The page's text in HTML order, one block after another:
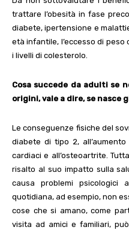
trattare l’obesità in fase
diabete, ipertensione e
età infantile, l’eccesso di
i livelli di colesterolo.
Cosa succede da adulti se
origini, vale a dire, se nasce
Le conseguenze fisiche del
diabete di tipo 2,
cardiaci e all’osteoartrite.
risalto al suo impatto sulla
causa problemi
quotidiana, ad esempio, non
cose che si amano, come
visita ad amici e familiari,